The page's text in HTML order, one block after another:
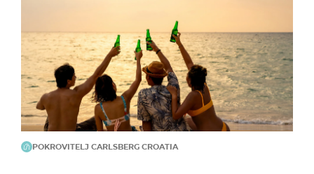
POKROVITELJ CARLSBERG CROATIA